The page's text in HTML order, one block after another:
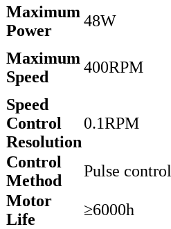
Maximum
Power
48W
Maximum
Speed
400RPM
Speed
Control
Resolution
0.1RPM
Control
Method
Pulse control
Motor
Life
≥6000h